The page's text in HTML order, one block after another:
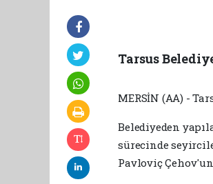
Tarsus
MERSİN (AA) -
Belediyeden
sürecinde
Pavloviç